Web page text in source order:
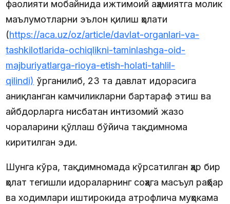
фаолияти мобайнида ижтимоий аҳамиятга молик
маълумотларни эълон қилиш ҳолати
(https://aca.uz/oz/article/davlat-organlari-va-
tashkilotlarida-ochiqlikni-taminlashga-oid-
majburiyatlarga-rioya-etish-holati-tahlil-
qilindi) ўрганилиб, 23 та давлат идорасига
аниқланган камчиликларни бартараф этиш ва
айбдорларга нисбатан интизомий жазо
чораларини қўллаш бўйича тақдимнома
киритилган эди.
Шунга кўра, тақдимномада кўрсатилган ҳар бир
ҳолат тегишли идораларнинг соҳага масъул раҳбар
ва ходимлари иштирокида атрофлича муҳокама